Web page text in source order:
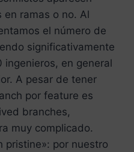
ramas o no. Al
el número de
significativamente
ingenieros, en general
A pesar de tener
por feature es
branches,
muy complicado.
pristine»: por nuestro